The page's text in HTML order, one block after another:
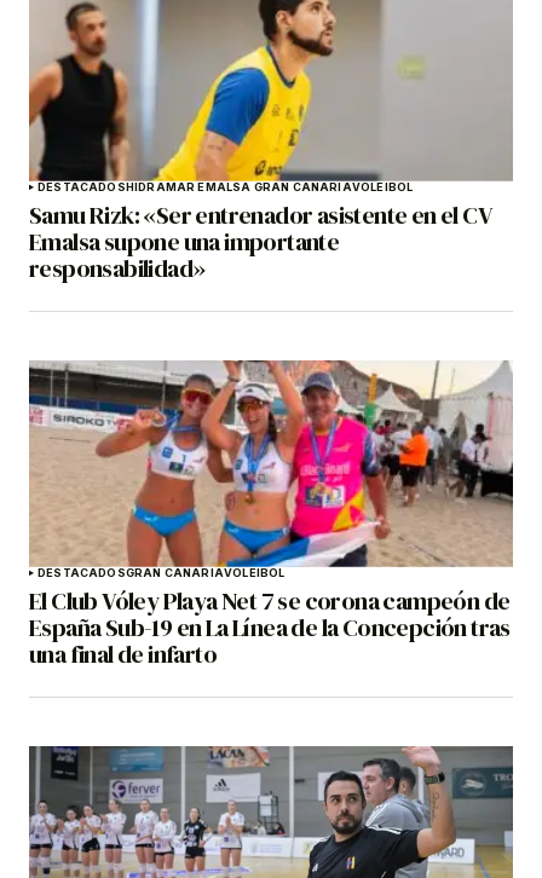
DESTACADOSHIDRAMAR EMALSA GRAN CANARIAVOLEIBOL
Samu Rizk: «Ser entrenador asistente en el CV
Emalsa supone una importante
responsabilidad»
DESTACADOSGRAN CANARIAVOLEIBOL
El Club Vóley Playa Net 7 se corona campeón de
España Sub-19 en La Línea de la Concepción tras
una final de infarto